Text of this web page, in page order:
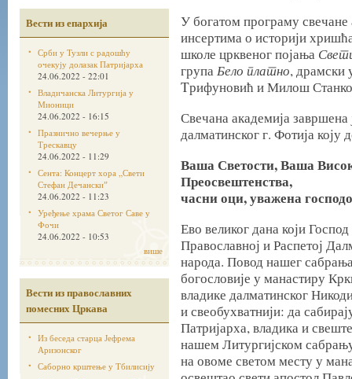
Вести из епархија
Срби у Тузли с радошћу
очекују долазак Патријарха
24.06.2022 - 22:01
Владичанска Литургија у
Мионици
24.06.2022 - 16:15
Празнично вечерње у
Трескавцу
24.06.2022 - 11:29
Сента: Концерт хора „Свети
Стефан Дечанскиˮ
24.06.2022 - 11:23
Уређење храма Светог Саве у
Фочи
24.06.2022 - 10:53
више
Вести из православних
помесних Цркава
Из беседа старца Јефрема
Аризонског
Саборно крштење у Тбилисију
У богатом програму
инсертима о историји
школе црквеног појања
групаБело платно, драмски
Tрифуновић и Милош
Свечана академија
далматинског г. Фотија
Ваша Светости, Ваша
Преосвештенства,
часни оци, уважена
Ево великог дана који
Православној и Распетој
народа. Повод нашег
богословије у манастиру
владике далматинског
и свеобухватнији: да
Патријарха, владика и
нашем Литургијском
на овоме светом месту у